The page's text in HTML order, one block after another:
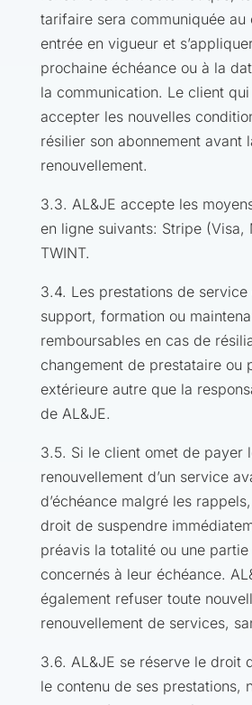
tarifaire sera communiquée au
entrée en vigueur et
prochaine échéance ou à la
la communication. Le client
accepter les nouvelles
résilier son abonnement avant
renouvellement.
3.3. AL&JE accepte les
en ligne suivants: Stripe (Visa,
TWINT.
3.4. Les prestations de
support, formation ou
remboursables en cas de
changement de prestataire ou
extérieure autre que la
de AL&JE.
3.5. Si le client omet de payer
renouvellement d’un service
d’échéance malgré les
droit de suspendre
préavis la totalité ou une
concernés à leur échéance.
également refuser toute
renouvellement de services,
3.6. AL&JE se réserve le droit
le contenu de ses prestations,